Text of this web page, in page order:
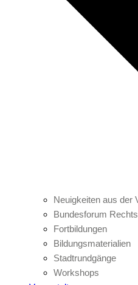
Neuigkeiten aus der
Bundesforum
Fortbildungen
Bildungsmaterialien
Stadtrundgänge
Workshops